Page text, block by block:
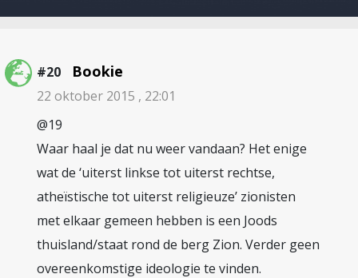
#20 Bookie
22 oktober 2015 , 22:01
@19
Waar haal je dat nu weer vandaan? Het enige
wat de ‘uiterst linkse tot uiterst rechtse,
atheïstische tot uiterst religieuze’ zionisten
met elkaar gemeen hebben is een Joods
thuisland/staat rond de berg Zion. Verder geen
overeenkomstige ideologie te vinden.